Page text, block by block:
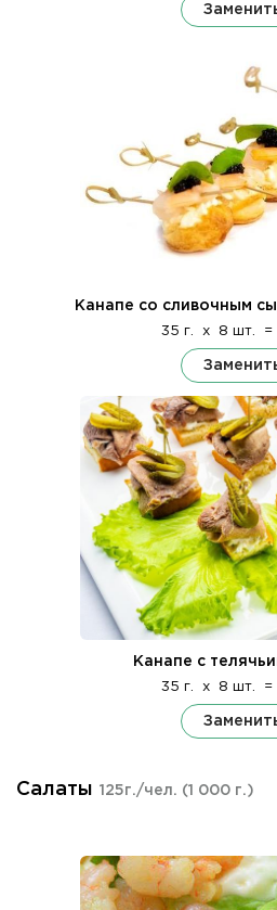
Канапе со сливочным
35 г. x 8 шт. =
Канапе с
35 г. x 8 шт. =
Салаты 125г./чел. (1 000 г.)